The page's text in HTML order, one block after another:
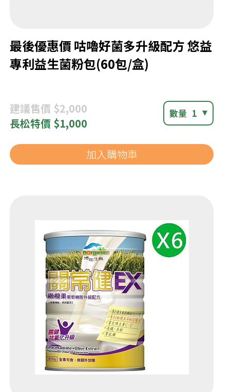
最後優惠價 咕嚕好菌多升級配方 悠益
專利益生菌粉包(60包/盒)
建議售價 $2,000
長松特價 $1,000
數量 1
加入購物車